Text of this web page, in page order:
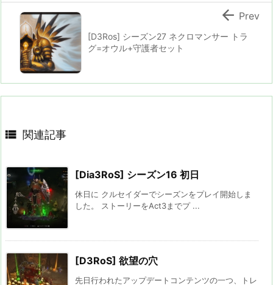
[D3Ros] シーズン27 ネクロマンサー トラ
グ=オウル+守護者セット
 Prev
 関連記事
[Dia3RoS] シーズン16 初日
休日に クルセイダーでシーズンをプレイ開始しま
した。 ストーリーをAct3までプ ...
[D3RoS] 欲望の穴
先日行われたアップデートコンテンツの一つ、トレ